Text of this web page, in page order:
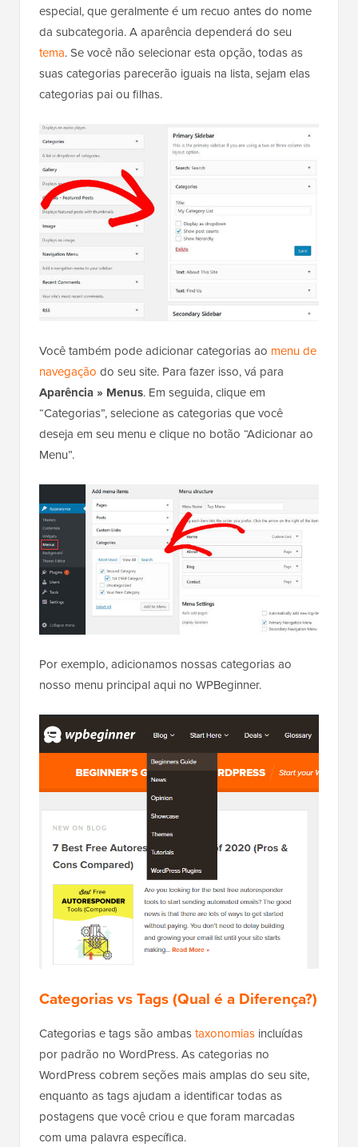
especial, que geralmente é um recuo antes do nome
da subcategoria. A aparência dependerá do seu
tema. Se você não selecionar esta opção, todas as
suas categorias parecerão iguais na lista, sejam elas
categorias pai ou filhas.
Você também pode adicionar categorias ao menu de
navegação do seu site. Para fazer isso, vá para
Aparência » Menus. Em seguida, clique em
“Categorias”, selecione as categorias que você
deseja em seu menu e clique no botão “Adicionar ao
Menu”.
Por exemplo, adicionamos nossas categorias ao
nosso menu principal aqui no WPBeginner.
Categorias vs Tags (Qual é a Diferença?)
Categorias e tags são ambastaxonomias incluídas
por padrão no WordPress. As categorias no
WordPress cobrem seções mais amplas do seu site,
enquanto as tags ajudam a identificar todas as
postagens que você criou e que foram marcadas
com uma palavra específica.